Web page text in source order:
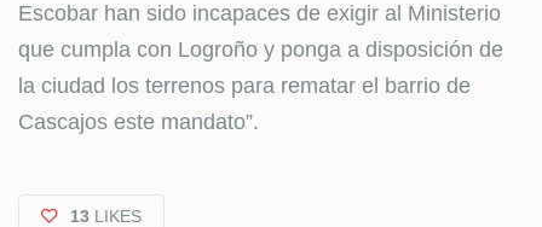
Escobar han sido incapaces de exigir al Ministerio
que cumpla con Logroño y ponga a disposición de
la ciudad los terrenos para rematar el barrio de
Cascajos este mandato”.
13 LIKES